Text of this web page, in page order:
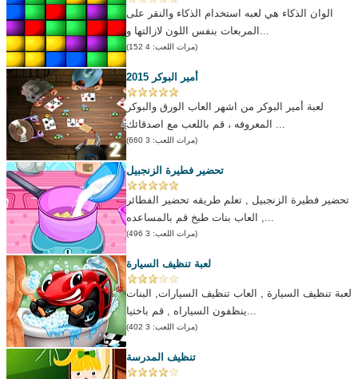
الوان الذكاء هي لعبه استخدام الذكاء والنقر على
(مرات اللعب: 4 152)
أمير البوكر 2015
لعبة أمير البوكر من اشهر العاب الورق والبوكر
(مرات اللعب: 3 660)
تحضير فطيرة الزنجبيل
تحضير فطيرة الزنجبيل , تعلم طريقه تحضير الفطائر
(مرات اللعب: 3 496)
لعبة تنظيف السيارة
لعبة تنظيف السيارة , العاب تنظيف السيارات, البنات
(مرات اللعب: 3 402)
تنظيف المدرسة